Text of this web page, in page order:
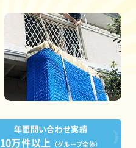
年間問い合わせ実績
10万件以上 （グループ全体）